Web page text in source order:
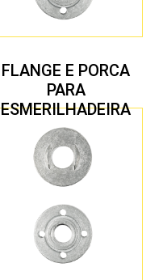
FLANGE E PORCA
PARA
ESMERILHADEIRA
4.1/2″ 22,23 MM